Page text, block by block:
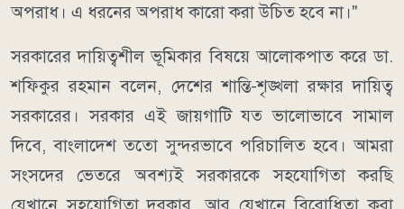
অপরাধ। এ ধরনের অপরাধ কারো করা উচিত হবে না।"
সরকারের দায়িত্বশীল ভূমিকার বিষয়ে আলোকপাত করে ডা.
শফিকুর রহমান বলেন, দেশের শান্তি-শৃঙ্খলা রক্ষার দায়িত্ব
সরকারের। সরকার এই জায়গাটি যত ভালোভাবে সামাল
দিবে, বাংলাদেশ ততো সুন্দরভাবে পরিচালিত হবে। আমরা
সংসদের ভেতরে অবশ্যই সরকারকে সহযোগিতা করছি
যেখানে সহযোগিতা দরকার, আর যেখানে বিরোধিতা করা